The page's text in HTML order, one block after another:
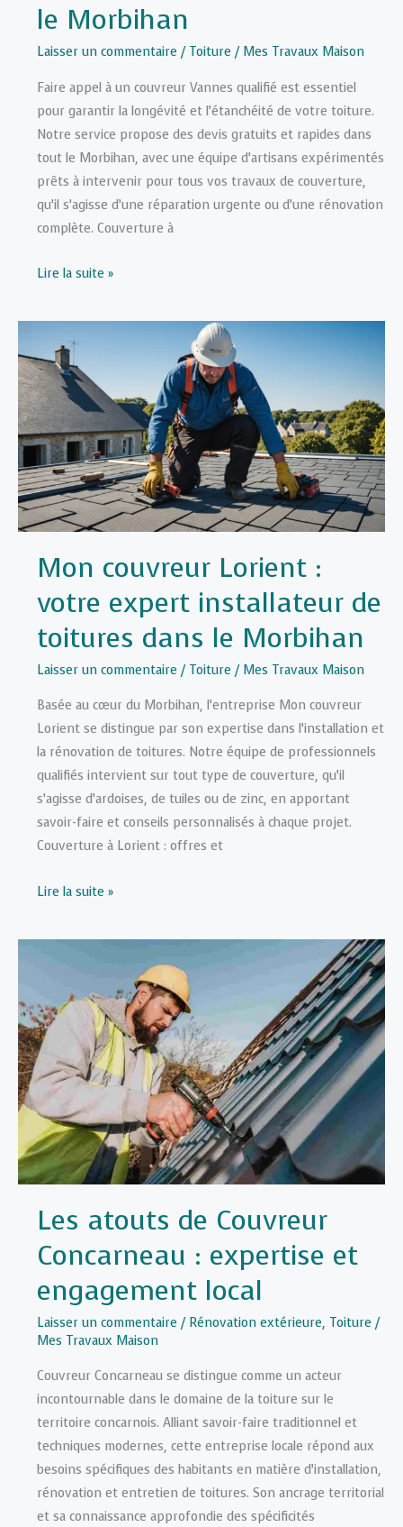
le Morbihan
Laisser un commentaire / Toiture / Mes Travaux Maison
Faire appel à un couvreur Vannes qualifié est essentiel
pour garantir la longévité et l’étanchéité de votre toiture.
Notre service propose des devis gratuits et rapides dans
tout le Morbihan, avec une équipe d’artisans expérimentés
prêts à intervenir pour tous vos travaux de couverture,
qu’il s’agisse d’une réparation urgente ou d’une rénovation
complète. Couverture à
Mon
Vannes
devis
gratuit
et
rapide
dans
le
Morbihan
Lire la suite »
Mon couvreur Lorient :
votre expert installateur de
toitures dans le Morbihan
Laisser un commentaire / Toiture / Mes Travaux Maison
Basée au cœur du Morbihan, l’entreprise Mon couvreur
Lorient se distingue par son expertise dans l’installation et
la rénovation de toitures. Notre équipe de professionnels
qualifiés intervient sur tout type de couverture, qu’il
s’agisse d’ardoises, de tuiles ou de zinc, en apportant
savoir-faire et conseils personnalisés à chaque projet.
Couverture à Lorient : offres et
Mon
Lorient
expert
installateur
de
toitures
dans
le
Morbihan
Lire la suite »
Les atouts de Couvreur
Concarneau : expertise et
engagement local
Laisser un commentaire / Rénovation extérieure, Toiture /
Mes Travaux Maison
Couvreur Concarneau se distingue comme un acteur
incontournable dans le domaine de la toiture sur le
territoire concarnois. Alliant savoir-faire traditionnel et
techniques modernes, cette entreprise locale répond aux
besoins spécifiques des habitants en matière d’installation,
rénovation et entretien de toitures. Son ancrage territorial
et sa connaissance approfondie des spécificités